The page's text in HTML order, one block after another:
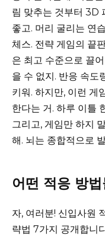
림 맞추는 것부터 3D
좋고. 머리 굴리는 연
체스. 전략 게임의 끝
은 최고 수준으로 끌
을 수 없지. 반응 속도
키워. 하지만, 이런 게
한다는 거. 하루 이틀
그리고, 게임만 하지
해. 뇌는 종합적으로
어떤 적응 방
자, 여러분! 신입사원
략법 7가지 공개합니